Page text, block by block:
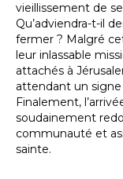
vieillissement de
Qu’adviendra-t-il
fermer ? Malgré
leur inlassable
attachés à
attendant un signe
Finalement,
soudainement
communauté et
sainte.